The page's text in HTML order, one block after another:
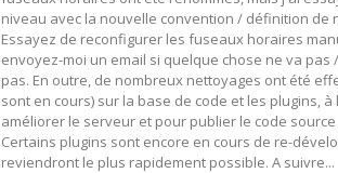
niveau avec la nouvelle convention / définition de
Essayez de reconfigurer les fuseaux horaires
envoyez-moi un email si quelque chose ne va pas
pas. En outre, de nombreux nettoyages ont été
sont en cours) sur la base de code et les plugins,
améliorer le serveur et pour publier le code
Certains plugins sont encore en cours de re-
reviendront le plus rapidement possible. A suivre...